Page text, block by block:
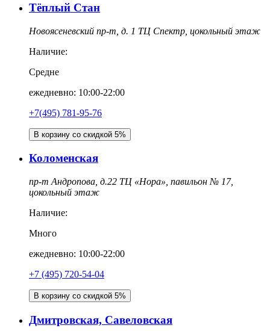
Тёплый Стан
Новоясеневский пр-т, д. 1 ТЦ Спектр, цокольный этаж
Наличие:
Средне
ежедневно: 10:00-22:00
+7(495) 781-95-76
В корзину со скидкой 5%
Коломенская
пр-т Андропова, д.22 ТЦ «Нора», павильон № 17,
цокольный этаж
Наличие:
Много
ежедневно: 10:00-22:00
‎+7 (495) 720-54-04
В корзину со скидкой 5%
Дмитровская, Савеловская